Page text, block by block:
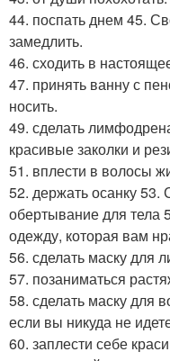
44. поспать днем 45.
замедлить.
46. сходить в
47. принять ванну с
носить.
49. сделать
красивые заколки и
51. вплести в волосы
52. держать осанку 53.
обертывание для тела
одежду, которая вам
56. сделать маску для
57. позаниматься
58. сделать маску для
если вы никуда не
60. заплести себе